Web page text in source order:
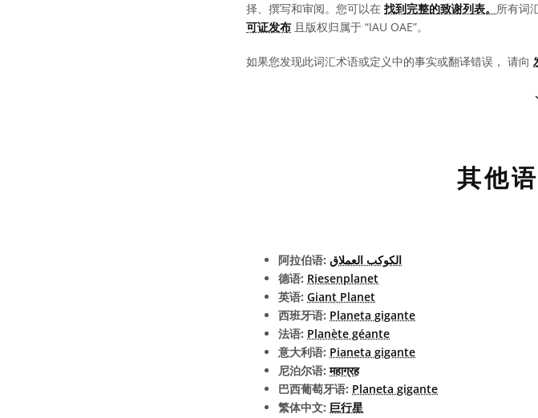
择、撰写和审阅。您可以在 找到完整的致谢列表。 所有词
可证发布 且版权归属于 “IAU OAE”。
如果您发现此词汇术语或定义中的事实或翻译错误， 请向
其他
阿拉伯语: الكوكب العملاق
德语: Riesenplanet
英语: Giant Planet
西班牙语: Planeta gigante
法语: Planète géante
意大利语: Pianeta gigante
尼泊尔语:महाग्रह
巴西葡萄牙语: Planeta gigante
繁体中文: 巨行星